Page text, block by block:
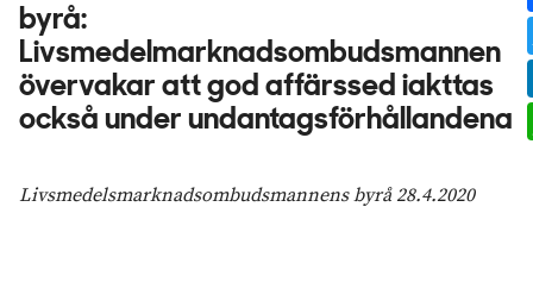
byrå:
Livsmedelmarknadsombudsmannen
övervakar att god affärssed iakttas
också under undantagsförhållandena
Livsmedelsmarknadsombudsmannens byrå 28.4.2020